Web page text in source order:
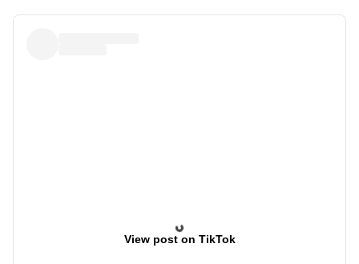
View post on TikTok